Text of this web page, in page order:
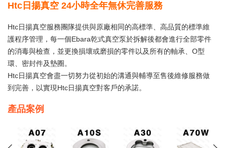
Htc日揚真空 24小時全年無休完善服務
Htc日揚真空服務團隊提供與原廠相同的高標準、高品質的標準維
護程序管理，每一個Ebara乾式真空泵於拆解後都會進行全部零件
的消毒與檢查，並更換損壞或磨損的零件以及所有的軸承、O型
環、密封件及墊圈。
Htc日揚真空會盡一切努力從初始的溝通與輔導至售後維修服務做
到完善，以實現Htc日揚真空對客戶的承諾。
產品案例